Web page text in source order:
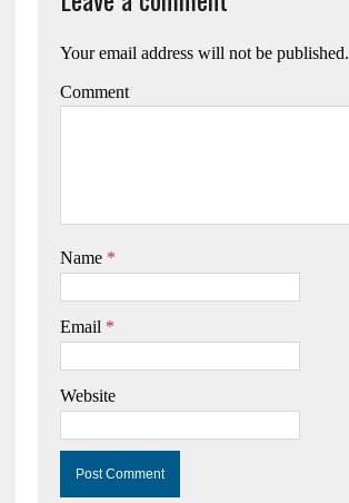
Your email address will not be published.
Comment
Name *
Email *
Website